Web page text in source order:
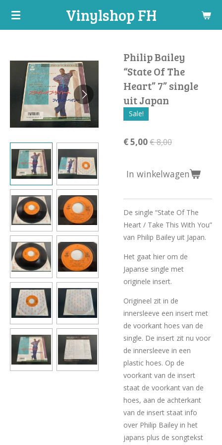
Ga
hoofdinhoud
Vinylshop FH
Philip Bailey
“State Of The
Heart” 7” single
uit Japan
Sale!
€ 5,00€ 8,00
In winkelwagen
De single “State Of The
Heart / Take This With You”
van Philip Bailey uit Japan.
Het gaat hier om de
Japanse single met
originele insert.
Origineel zit in de
innersleeve een insert met
de voorkant hoes van de
single. De insert zit nu voor
de innersleeve in een
plastic hoes. Op de
voorkant van de insert
staat de voorkant van de
hoes, aan de achterkant
van de insert staat info
over Philip Bailey in het
japans plus de songtekst